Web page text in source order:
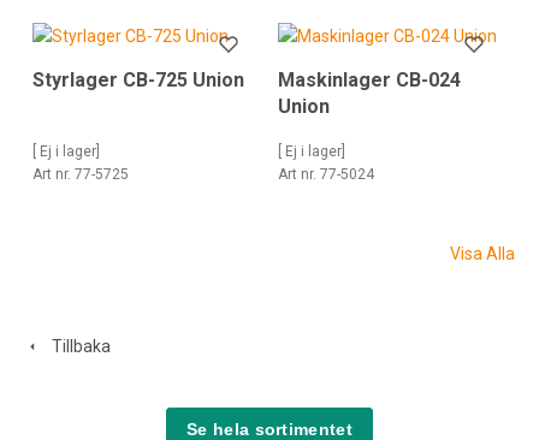
Styrlager CB-725 Union
[ Ej i lager]
Art nr. 77-5725
Maskinlager CB-024
Union
[ Ej i lager]
Art nr. 77-5024
Visa Alla
Tillbaka
Se hela sortimentet